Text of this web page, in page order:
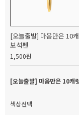
[오늘출발] 마음만은 10
보석펜
1,500원
[오늘출발] 마음만은 10캐
색상선택